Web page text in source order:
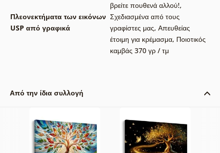
Πλεονεκτήματα των εικόνων
USP από γραφικά
βρείτε πουθενά αλλού!,
Σχεδιασμένα από τους
γραφίστες μας, Απευθείας
έτοιμη για κρέμασμα, Ποιοτικός
καμβάς 370 γρ / τμ
Από την ίδια συλλογή